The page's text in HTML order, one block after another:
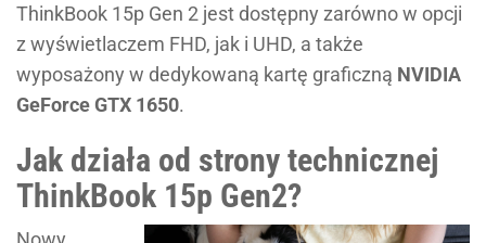
ThinkBook 15p Gen 2 jest dostępny zarówno w opcji
z wyświetlaczem FHD, jak i UHD, a także
wyposażony w dedykowaną kartę graficzną NVIDIA
GeForce GTX 1650.
Jak działa od strony technicznej
ThinkBook 15p Gen2?